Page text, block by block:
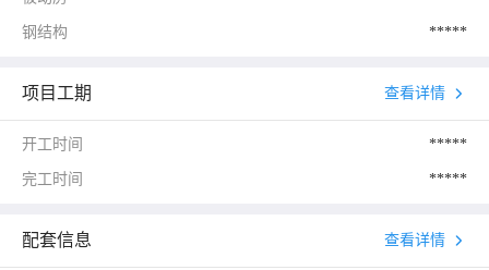
钢结构 *****
项目工期 查看详情
开工时间 *****
完工时间 *****
配套信息 查看详情